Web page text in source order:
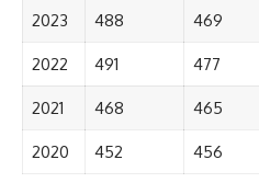
2023 488 469
2022 491 477
2021 468 465
2020 452 456